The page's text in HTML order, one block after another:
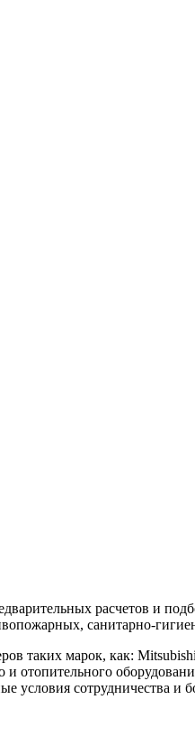
расчетов и
санитарно-
таких марок, как:
и отопительного
сотрудничества и